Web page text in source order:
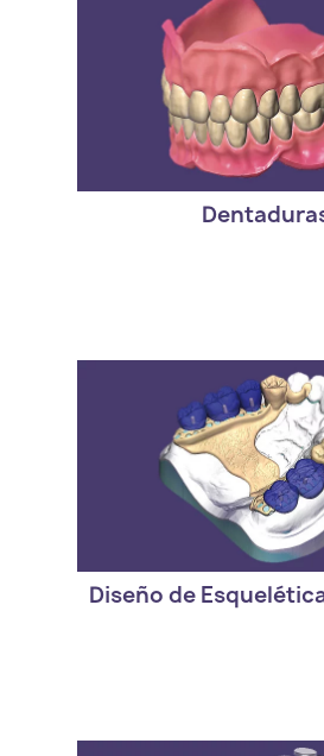
- Version estandar de
FullDenture Module
Diseño de
- Version estandar de